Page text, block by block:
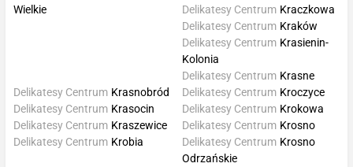
Wielkie
Delikatesy Centrum Kraczkowa
Delikatesy Centrum Kraków
Delikatesy Centrum Krasienin-
Kolonia
Delikatesy Centrum Krasne
Delikatesy Centrum Krasnobród
Delikatesy Centrum Krasocin
Delikatesy Centrum Kraszewice
Delikatesy Centrum Krobia
Delikatesy Centrum Kroczyce
Delikatesy Centrum Krokowa
Delikatesy Centrum Krosno
Delikatesy Centrum Krosno
Odrzańskie